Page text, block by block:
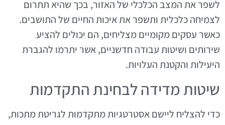
לשפר את המצב הכלכלי של האזור, בכך שהיא תתרום
לצמיחה כלכלית ותשפר את איכות החיים של התושבים.
כאשר עסקים מקומיים מצליחים, הם יכולים להציע
שירותים ושיטות עבודה חדשניים, אשר יתרמו להגברת
היעילות והקטנת העלויות.
שיטות מדידה לבחינת התקדמות
כדי להצליח ליישם אסטרטגיות מתקדמות לגריטת מתכות,